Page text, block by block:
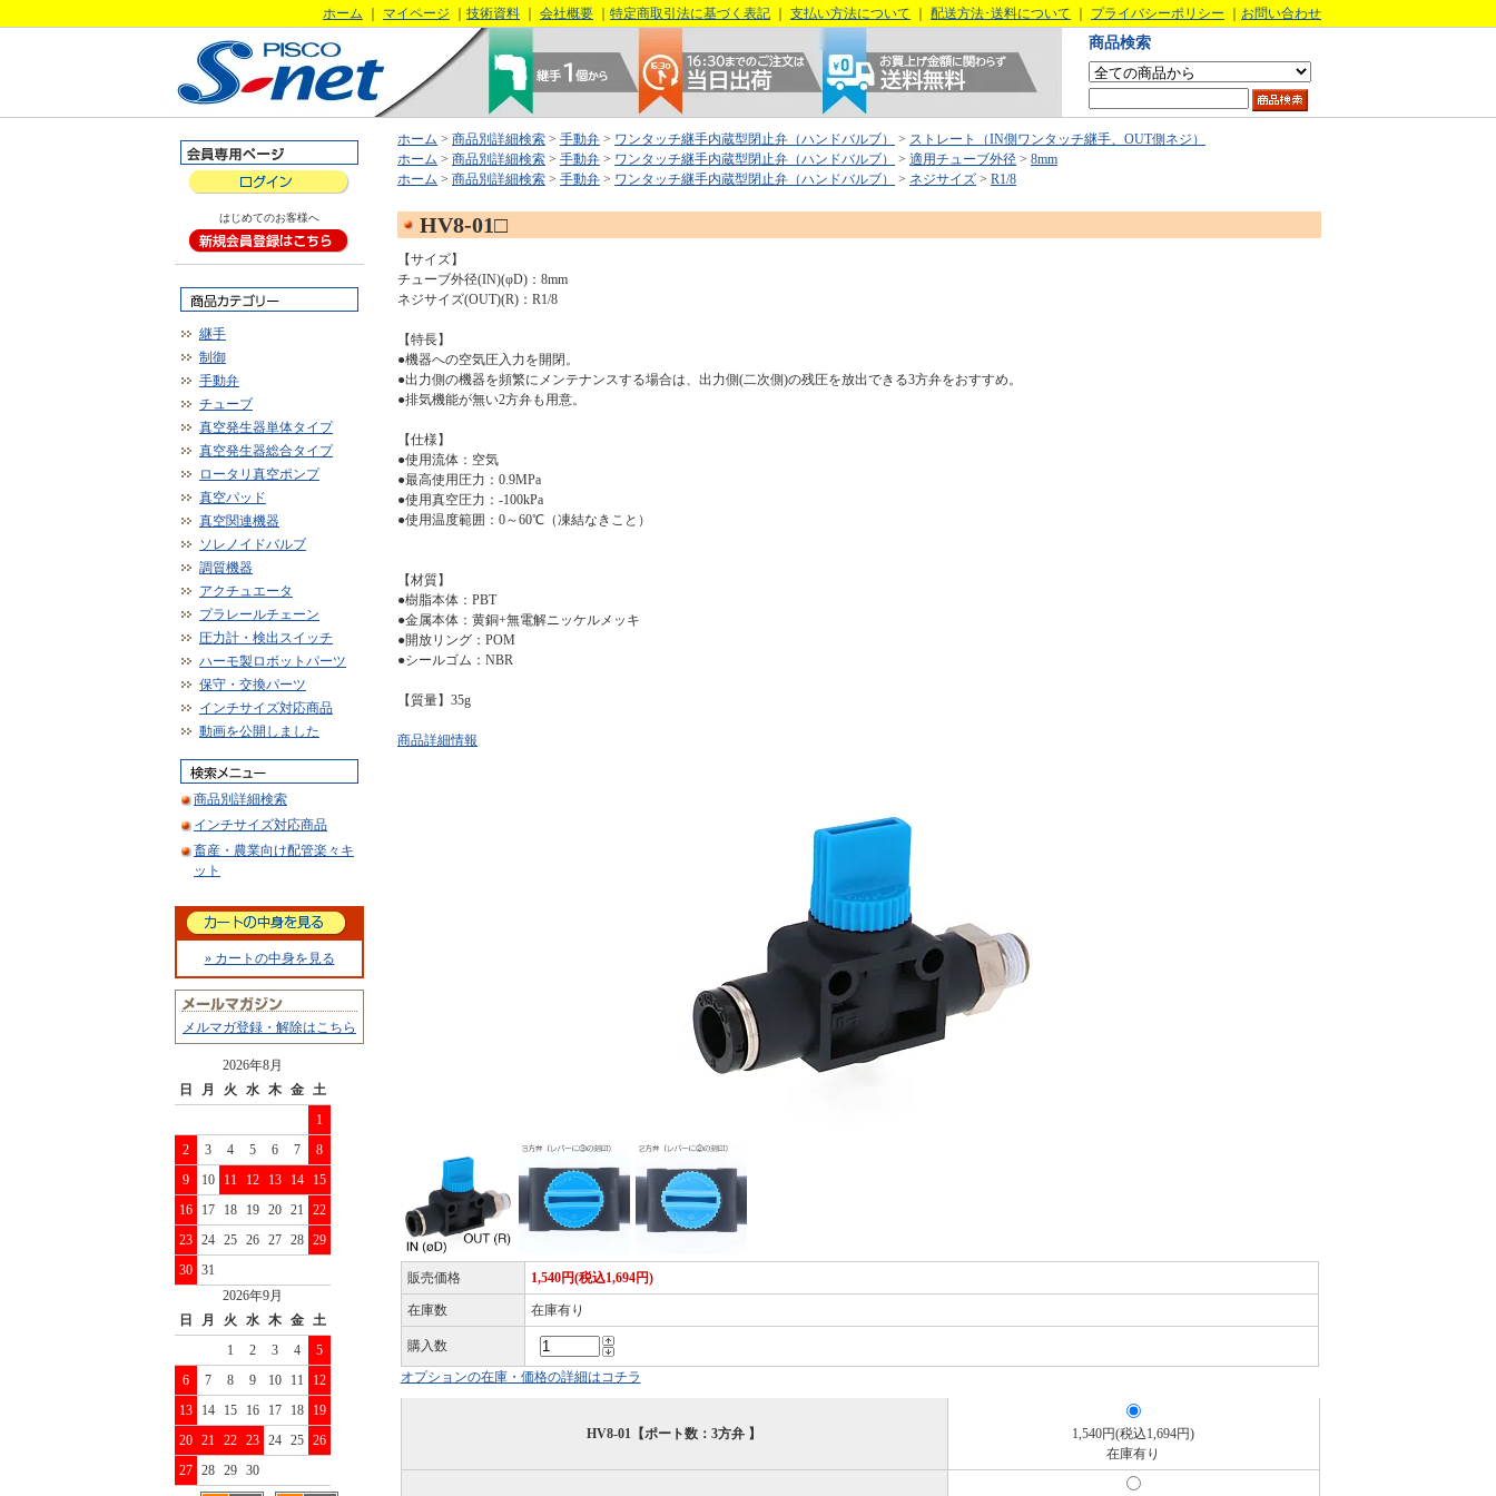
ホーム マイページ 技術資料 会社概要 特定商取引法に基づく表記 支払い方法について 配送方法･送料について プライバシーポリシー お問い合わせ
商品検索
はじめてのお客様へ
継手
制御
手動弁
チューブ
真空発生器単体タイプ
真空発生器総合タイプ
ロータリ真空ポンプ
真空パッド
真空関連機器
ソレノイドバルブ
調質機器
アクチュエータ
プラレールチェーン
圧力計・検出スイッチ
ハーモ製ロボットパーツ
保守・交換パーツ
インチサイズ対応商品
動画を公開しました
商品別詳細検索
インチサイズ対応商品
畜産・農業向け配管楽々キ
ット
» カートの中身を見る
メルマガ登録・解除はこちら
2026年8月
日
月 火 水 木 金 土
1
2
3 4 5 6 7
8
9
10 11 12 13 14
15
16
17 18 19 20 21
22
23 24 25 26 27 28 29
30 31
2026年9月
日
月 火 水 木 金 土
1
2 3 4
5
6
7 8 9 10 11
12
13
14 15 16 17 18
19
20 21 22 23 24 25 26
27 28 29 30
ホーム > 商品別詳細検索 > 手動弁 > ワンタッチ継手内蔵型閉止弁（ハンドバルブ） > ストレート（IN側ワンタッチ継手、OUT側ネジ）
ホーム > 商品別詳細検索 > 手動弁 > ワンタッチ継手内蔵型閉止弁（ハンドバルブ） > 適用チューブ外径 > 8mm
ホーム > 商品別詳細検索 > 手動弁 > ワンタッチ継手内蔵型閉止弁（ハンドバルブ） > ネジサイズ > R1/8
HV8-01□
【サイズ】
チューブ外径(IN)(φD)：8mm
ネジサイズ(OUT)(R)：R1/8
【特長】
●機器への空気圧入力を開閉。
●出力側の機器を頻繁にメンテナンスする場合は、出力側(二次側)の残圧を放出できる3方弁をおすすめ。
●排気機能が無い2方弁も用意。
【仕様】
●使用流体：空気
●最高使用圧力：0.9MPa
●使用真空圧力：-100kPa
●使用温度範囲：0～60℃（凍結なきこと）
【材質】
●樹脂本体：PBT
●金属本体：黄銅+無電解ニッケルメッキ
●開放リング：POM
●シールゴム：NBR
【質量】35g
商品詳細情報
販売価格 1,540円(税込1,694円)
在庫数 在庫有り
購入数
オプションの在庫・価格の詳細はコチラ
HV8-01【ポート数：3方弁 】
1,540円(税込1,694円)
在庫有り